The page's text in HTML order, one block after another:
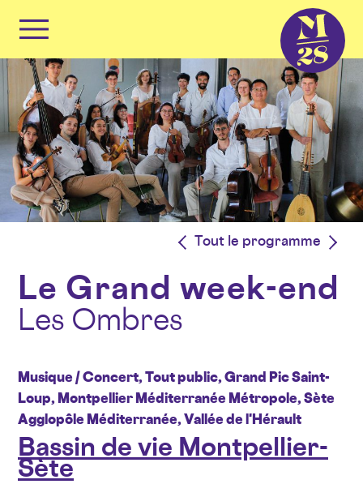
Skip
to
content
Tout le programme
Le Grand week-end
Les Ombres
Musique / Concert, Tout public, Grand Pic Saint-
Loup, Montpellier Méditerranée Métropole, Sète
Agglopôle Méditerranée, Vallée de l'Hérault
Bassin de vie Montpellier-
Sète